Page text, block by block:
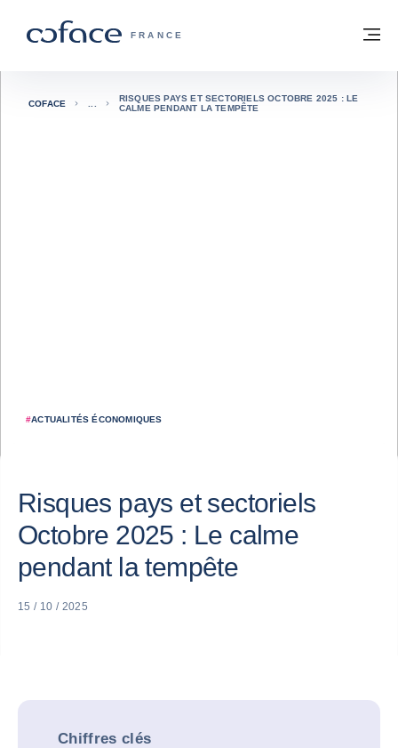
COFACE, FOR TRADE - PAGE
FRANCE
Retour à la page d'accueil
#ACTUALITÉS ÉCONOMIQUES
COFACE
RISQUES PAYS ET SECTORIELS OCTOBRE 2025 : LE
CALME PENDANT LA TEMPÊTE
Risques pays et sectoriels
Octobre 2025 : Le calme
pendant la tempête
15 / 10 / 2025
Chiffres clés